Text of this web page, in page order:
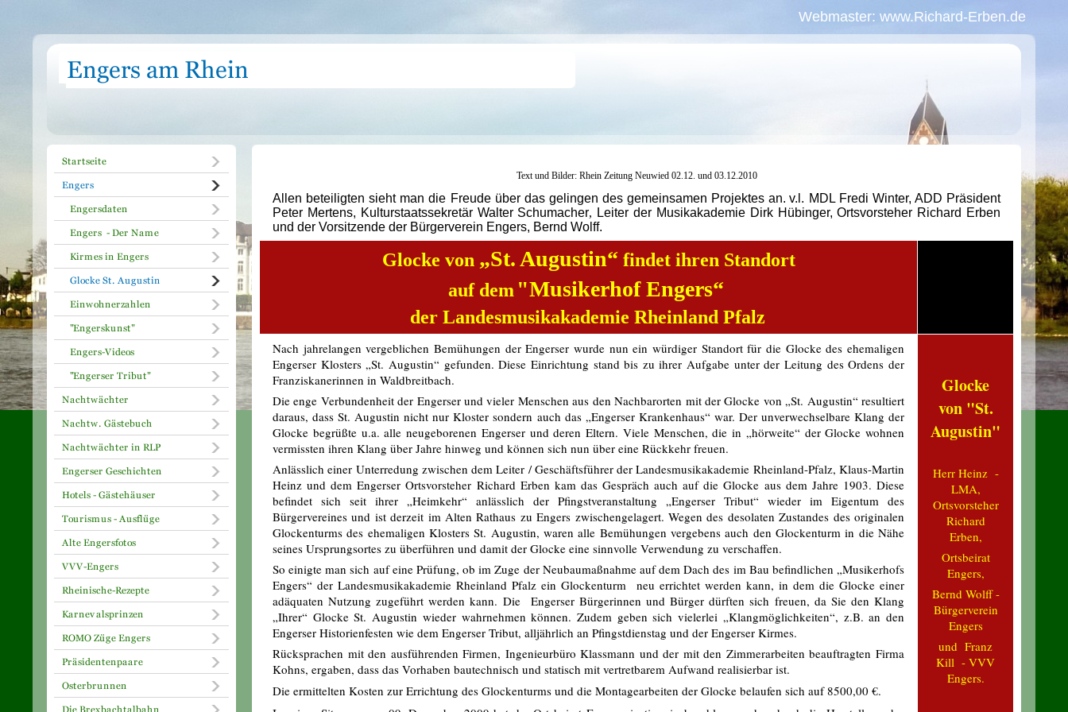
Webmaster: www.Richard-Erben.de
Text und Bilder: Rhein Zeitung Neuwied 02.12. und 03.12.2010
Allen beteiligten sieht man die Freude über das gelingen des gemeinsamen Projektes an. v.l. MDL Fredi Winter, ADD Präsident
Peter Mertens, Kulturstaatssekretär Walter Schumacher, Leiter der Musikakademie Dirk Hübinger, Ortsvorsteher Richard Erben
und der Vorsitzende der Bürgerverein Engers, Bernd Wolff.
Glocke von „St. Augustin“ findet ihren Standort
auf dem "Musikerhof Engers“
der Landesmusikakademie Rheinland Pfalz
Nach jahrelangen vergeblichen Bemühungen der Engerser wurde nun ein würdiger Standort für die Glocke des ehemaligen
Engerser Klosters „St. Augustin“ gefunden. Diese Einrichtung stand bis zu ihrer Aufgabe unter der Leitung des Ordens der
Franziskanerinnen in Waldbreitbach.
Die enge Verbundenheit der Engerser und vieler Menschen aus den Nachbarorten mit der Glocke von „St. Augustin“ resultiert
daraus, dass St. Augustin nicht nur Kloster sondern auch das „Engerser Krankenhaus“ war. Der unverwechselbare Klang der
Glocke begrüßte u.a. alle neugeborenen Engerser und deren Eltern. Viele Menschen, die in „hörweite“ der Glocke wohnen
vermissten ihren Klang über Jahre hinweg und können sich nun über eine Rückkehr freuen.
Anlässlich einer Unterredung zwischen dem Leiter / Geschäftsführer der Landesmusikakademie Rheinland-Pfalz, Klaus-Martin
Heinz und dem Engerser Ortsvorsteher Richard Erben kam das Gespräch auch auf die Glocke aus dem Jahre 1903. Diese
befindet sich seit ihrer „Heimkehr“ anlässlich der Pfingstveranstaltung „Engerser Tribut“ wieder im Eigentum des
Bürgervereines und ist derzeit im Alten Rathaus zu Engers zwischengelagert. Wegen des desolaten Zustandes des originalen
Glockenturms des ehemaligen Klosters St. Augustin, waren alle Bemühungen vergebens auch den Glockenturm in die Nähe
seines Ursprungsortes zu überführen und damit der Glocke eine sinnvolle Verwendung zu verschaffen.
So einigte man sich auf eine Prüfung, ob im Zuge der Neubaumaßnahme auf dem Dach des im Bau befindlichen „Musikerhofs
Engers“ der Landesmusikakademie Rheinland Pfalz ein Glockenturm neu errichtet werden kann, in dem die Glocke einer
adäquaten Nutzung zugeführt werden kann. Die Engerser Bürgerinnen und Bürger dürften sich freuen, da Sie den Klang
„Ihrer“ Glocke St. Augustin wieder wahrnehmen können. Zudem geben sich vielerlei „Klangmöglichkeiten“, z.B. an den
Engerser Historienfesten wie dem Engerser Tribut, alljährlich an Pfingstdienstag und der Engerser Kirmes.
Rücksprachen mit den ausführenden Firmen, Ingenieurbüro Klassmann und der mit den Zimmerarbeiten beauftragten Firma
Kohns, ergaben, dass das Vorhaben bautechnisch und statisch mit vertretbarem Aufwand realisierbar ist.
Die ermittelten Kosten zur Errichtung des Glockenturms und die Montagearbeiten der Glocke belaufen sich auf 8500,00 €.
Glocke
von "St.
Augustin"
Herr Heinz -
LMA,
Ortsvorsteher
Richard
Erben,
Ortsbeirat
Engers,
Bernd Wolff -
Bürgerverein
Engers
und Franz
Kill - VVV
Engers.